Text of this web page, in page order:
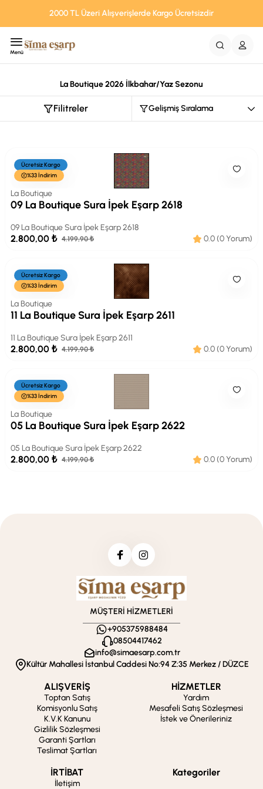
2000 TL Üzeri Alışverişlerde Kargo Ücretsizdir
Menü
La Boutique 2026 İlkbahar/Yaz Sezonu
Filitreler
Ücretsiz Kargo
%33 İndirim
La Boutique
09 La Boutique Sura İpek Eşarp 2618
09 La Boutique Sura İpek Eşarp 2618
2.800,00 ₺ 4.199,90 ₺ 0.0 (0 Yorum)
Ücretsiz Kargo
%33 İndirim
La Boutique
11 La Boutique Sura İpek Eşarp 2611
11 La Boutique Sura İpek Eşarp 2611
2.800,00 ₺ 4.199,90 ₺ 0.0 (0 Yorum)
Ücretsiz Kargo
%33 İndirim
La Boutique
05 La Boutique Sura İpek Eşarp 2622
05 La Boutique Sura İpek Eşarp 2622
2.800,00 ₺ 4.199,90 ₺ 0.0 (0 Yorum)
MÜŞTERİ HİZMETLERİ
+905375988484
08504417462
info@simaesarp.com.tr
Kültür Mahallesi İstanbul Caddesi No:94 Z:35 Merkez / DÜZCE
ALIŞVERİŞ
Toptan Satış
Komisyonlu Satış
K.V.K Kanunu
Gizlilik Sözleşmesi
Garanti Şartları
Teslimat Şartları
HİZMETLER
Yardım
Mesafeli Satış Sözleşmesi
İstek ve Önerileriniz
İRTİBAT
İletişim
Kategoriler